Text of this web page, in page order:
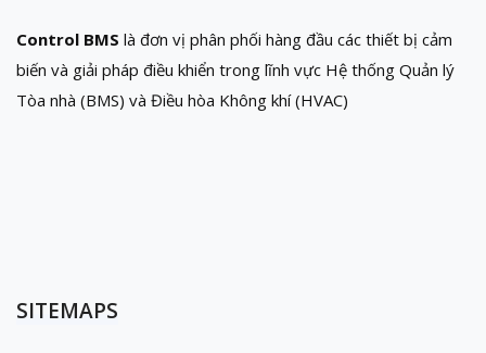
Control BMS là đơn vị phân phối hàng đầu các thiết bị cảm
biến và giải pháp điều khiển trong lĩnh vực Hệ thống Quản lý
Tòa nhà (BMS) và Điều hòa Không khí (HVAC)
SITEMAPS